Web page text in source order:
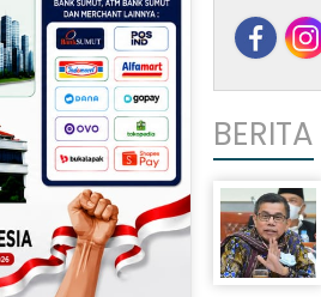
BERITA